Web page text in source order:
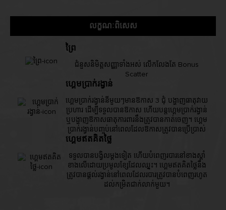
លក្ខណៈពិសេស
ព្រៃ
ជំនួសនិមិត្តសញ្ញាទាំងអស់ លើកលែងតែ Bonus
Scatter
ហ្គេមប្រាក់រង្វាន់
ហ្គេមប្រាក់រង្វាន់នីមួយៗមានឱកាស 3 ជុំ បង្ហាញធាតុវាយ
ប្រហារ ដើម្បីទទួលបានឱកាស ហើយបន្តហ្គេមប្រាក់រង្វាន់
ឬបង្ហាញឱកាសធាតុការពារនឹងត្រូវបានកាត់ចេញ។ ហ្គេម
ប្រាក់រង្វាន់បញ្ចប់នៅពេលដែលឱកាសត្រូវបានប្រើប្រាស់
ហ្គេមឥតគិតថ្លៃ
ទទួលបានបង្វិលម្តងទៀត ហើយបំពេញរបារនៅខាងស្តាំ
ខាងលើដោយប្រមូលខ្សែដែលឈ្នះ។ ហ្គេមឥតគិតថ្លៃនឹង
ត្រូវបានផ្តល់រង្វាន់នៅពេលដែលរបារត្រូវបានបំពេញរហូត
ដល់កម្រិតជាក់លាក់មួយ។